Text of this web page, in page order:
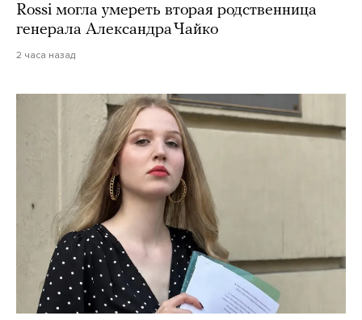
Rossi могла умереть вторая родственница
генерала Александра Чайко
2 часа назад